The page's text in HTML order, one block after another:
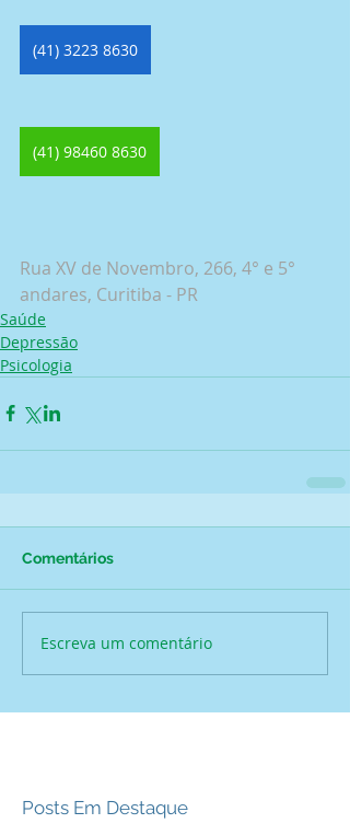
(41) 3223 8630
(41) 98460 8630
Rua XV de Novembro, 266, 4° e 5°
andares, Curitiba - PR
Saúde
Depressão
Psicologia
Comentários
Escreva um comentário
Posts Em Destaque